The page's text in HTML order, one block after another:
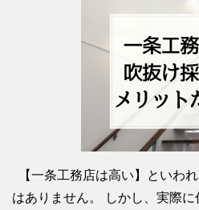
【一条工務店は高い】といわ
はありません。 しかし、実際